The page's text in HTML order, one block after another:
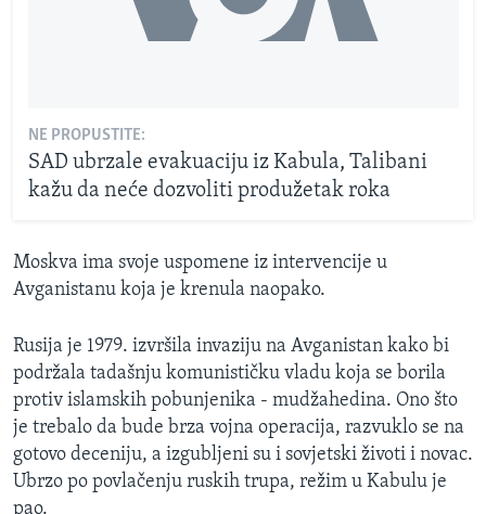
NE PROPUSTITE:
SAD ubrzale evakuaciju iz Kabula, Talibani
kažu da neće dozvoliti produžetak roka
Moskva ima svoje uspomene iz intervencije u
Avganistanu koja je krenula naopako.
Rusija je 1979. izvršila invaziju na Avganistan kako bi
podržala tadašnju komunističku vladu koja se borila
protiv islamskih pobunjenika - mudžahedina. Ono što
je trebalo da bude brza vojna operacija, razvuklo se na
gotovo deceniju, a izgubljeni su i sovjetski životi i novac.
Ubrzo po povlačenju ruskih trupa, režim u Kabulu je
pao.